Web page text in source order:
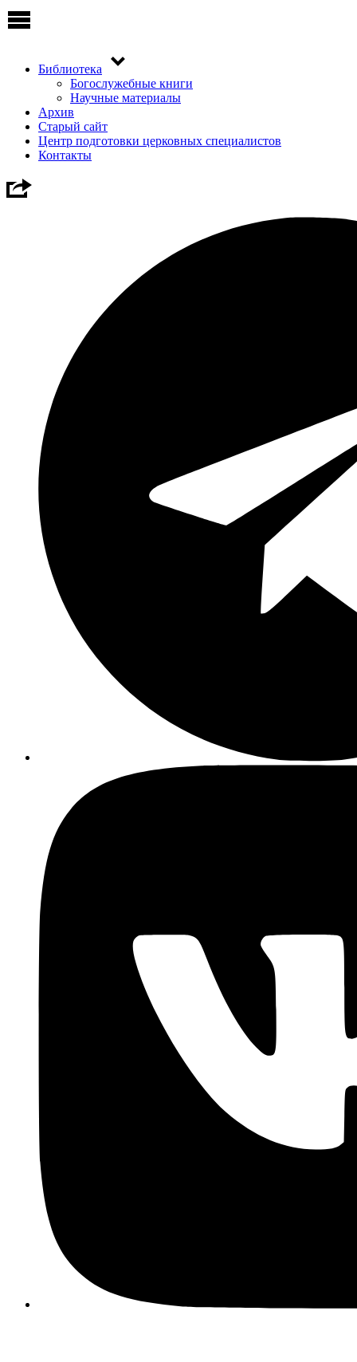
Библиотека
Богослужебные книги
Научные материалы
Архив
Старый сайт
Центр подготовки церковных специалистов
Контакты